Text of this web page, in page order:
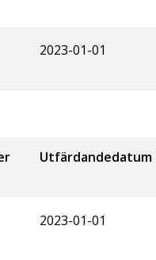
2023-01-01
Utfärdandedatum
2023-01-01